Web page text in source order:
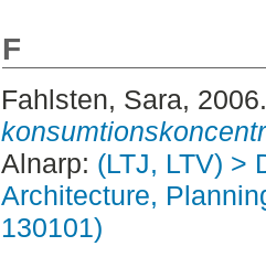
F
Fahlsten, Sara,
Alnarp: (LTJ, LTV) >
Architecture,
130101)